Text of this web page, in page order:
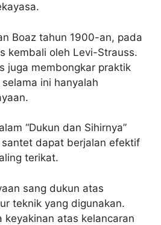
Boaz tahun 1900-an, pada
kembali oleh Levi-Strauss.
juga membongkar praktik
ini hanyalah
“Dukun dan Sihirnya”
dapat berjalan efektif
terikat.
sang dukun atas
teknik yang digunakan.
keyakinan atas kelancaran